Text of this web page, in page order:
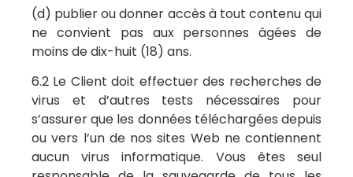
(d) publier ou donner accès à tout contenu qui
ne convient pas aux personnes âgées de
moins de dix-huit (18) ans.
6.2 Le Client doit effectuer des recherches de
virus et d’autres tests nécessaires pour
s’assurer que les données téléchargées depuis
ou vers l’un de nos sites Web ne contiennent
aucun virus informatique. Vous êtes seul